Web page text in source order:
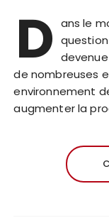
D ans le
de nombreuses
environnement
augmenter la